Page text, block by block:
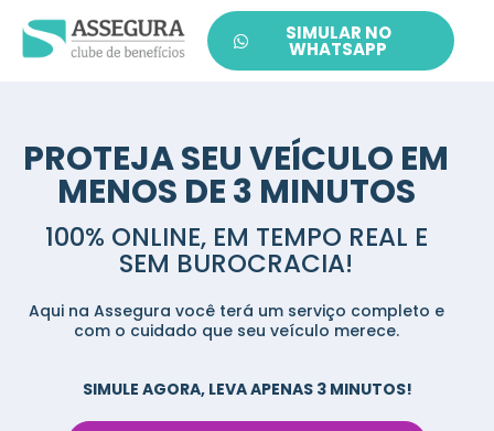
SIMULAR NO
WHATSAPP
PROTEJA SEU VEÍCULO EM
MENOS DE 3 MINUTOS
100% ONLINE, EM TEMPO REAL E
SEM BUROCRACIA!
Aqui na Assegura você terá um serviço completo e
com o cuidado que seu veículo merece.
SIMULE AGORA, LEVA APENAS 3 MINUTOS!